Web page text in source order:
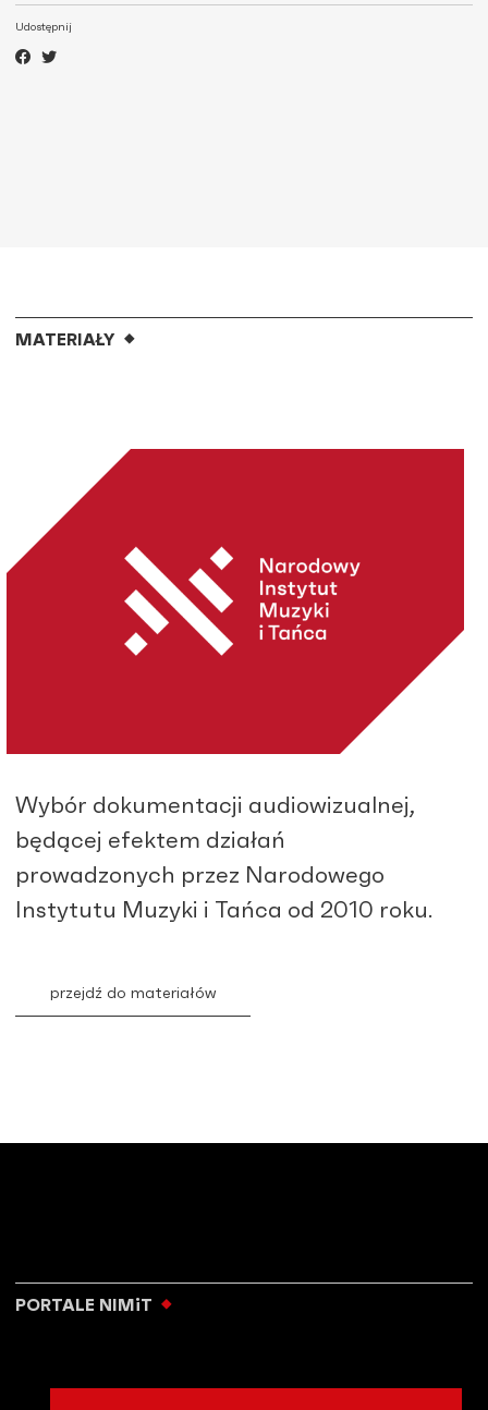
Udostępnij
MATERIAŁY
Wybór dokumentacji audiowizualnej,
będącej efektem działań
prowadzonych przez Narodowego
Instytutu Muzyki i Tańca od 2010 roku.
przejdź do materiałów
PORTALE NIMiT